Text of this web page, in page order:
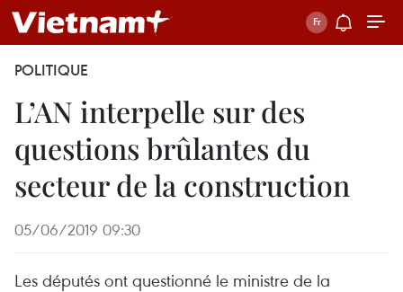
POLITIQUE
L’AN interpelle sur des
questions brûlantes du
secteur de la construction
05/06/2019 09:30
Les députés ont questionné le ministre de la